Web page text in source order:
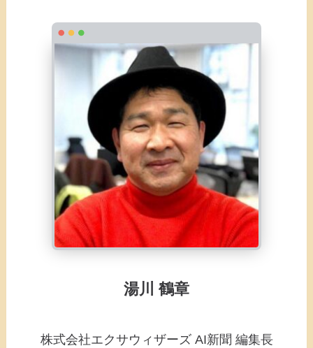
湯川 鶴章
株式会社エクサウィザーズ AI新聞 編集長